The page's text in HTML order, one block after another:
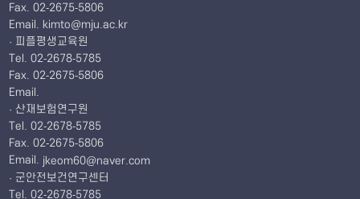
Fax. 02-2675-5806
Email.
kimto@mju.ac.kr
· 피플평생교육원
Tel. 02-2678-5785
Fax. 02-2675-5806
Email.
· 산재보험연구원
Tel. 02-2678-5785
Fax. 02-2675-5806
Email. jkeom60@naver.com
· 군안전보건연구센터
Tel. 02-2678-5785